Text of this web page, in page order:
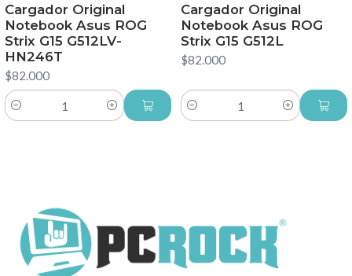
Cargador Original
Notebook Asus ROG
Strix G15 G512LV-
HN246T
$82.000
Cantidad
Cargador Original
Notebook Asus ROG
Strix G15 G512L
$82.000
Cantidad